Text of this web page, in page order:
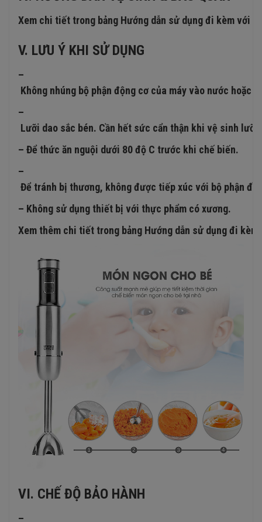
Xem chi tiết trong bảng Hướng dẫn sử dụng đi kèm với
V. LƯU Ý KHI SỬ DỤNG
–
Không nhúng bộ phận động cơ của máy vào nước
–
Lưỡi dao sắc bén. Cần hết sức cẩn thận khi vệ sinh
– Để thức ăn nguội dưới 80 độ C trước khi chế biến.
–
Để tránh bị thương, không được tiếp xúc với bộ phận
– Không sử dụng thiết bị với thực phẩm có xương.
Xem thêm chi tiết trong bảng Hướng dẫn sử dụng đi kèm
VI. CHẾ ĐỘ BẢO HÀNH
–